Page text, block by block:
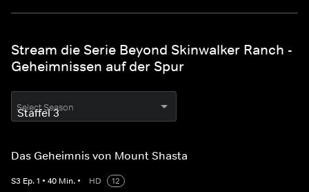
Stream die Serie Beyond Skinwalker Ranch -
Geheimnissen auf der Spur
Select Season
Das Geheimnis von Mount Shasta
S3 Ep.1 • 40 Min. • HD
12